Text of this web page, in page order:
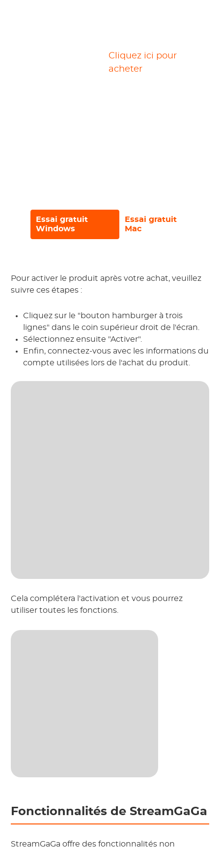
Cliquez ici pour
acheter
Essai gratuit
Windows
Essai gratuit
Mac
Pour activer le produit après votre achat, veuillez
suivre ces étapes :
Cliquez sur le "bouton hamburger à trois
lignes" dans le coin supérieur droit de l'écran.
Sélectionnez ensuite "Activer".
Enfin, connectez-vous avec les informations du
compte utilisées lors de l'achat du produit.
Cela complétera l'activation et vous pourrez
utiliser toutes les fonctions.
Fonctionnalités de StreamGaGa
StreamGaGa offre des fonctionnalités non